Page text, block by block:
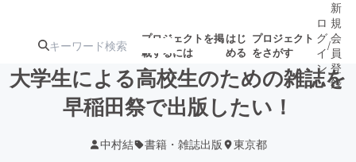
プロジェクトを掲
載するには
はじ
める
プロジェクト
をさがす
注目のリ
ターン
注目の新着プロ
ジェクト
募集終了が近いプ
ロジェクト
ロ
グ
イ
ン
/
新
規
会
員
登
録
大学生による高校生のための雑誌を
早稲田祭で出版したい！
中村結 書籍・雑誌出版 東京都